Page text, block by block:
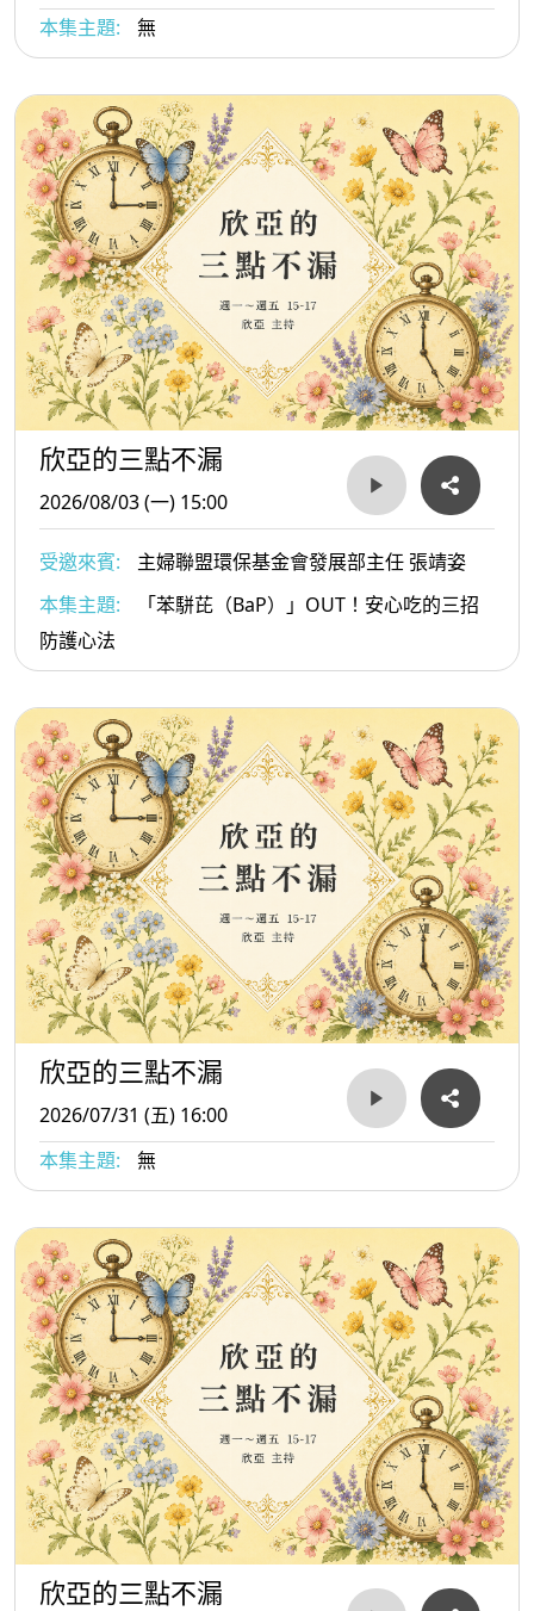
本集主題:
無
欣亞的三點不漏
2026/08/03 (一) 15:00
受邀來賓:
主婦聯盟環保基金會發展部主任 張靖姿
本集主題:
「苯駢芘（BaP）」OUT！安心吃的三招
防護心法
欣亞的三點不漏
2026/07/31 (五) 16:00
本集主題:
無
欣亞的三點不漏